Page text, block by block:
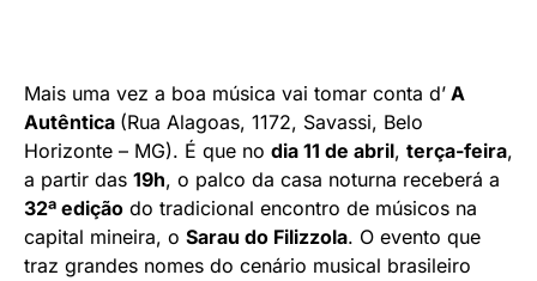
Mais uma vez a boa música vai tomar conta d’ A
Autêntica (Rua Alagoas, 1172, Savassi, Belo
Horizonte – MG). É que no dia 11 de abril, terça-feira,
a partir das 19h, o palco da casa noturna receberá a
32ª edição do tradicional encontro de músicos na
capital mineira, o Sarau do Filizzola. O evento que
traz grandes nomes do cenário musical brasileiro